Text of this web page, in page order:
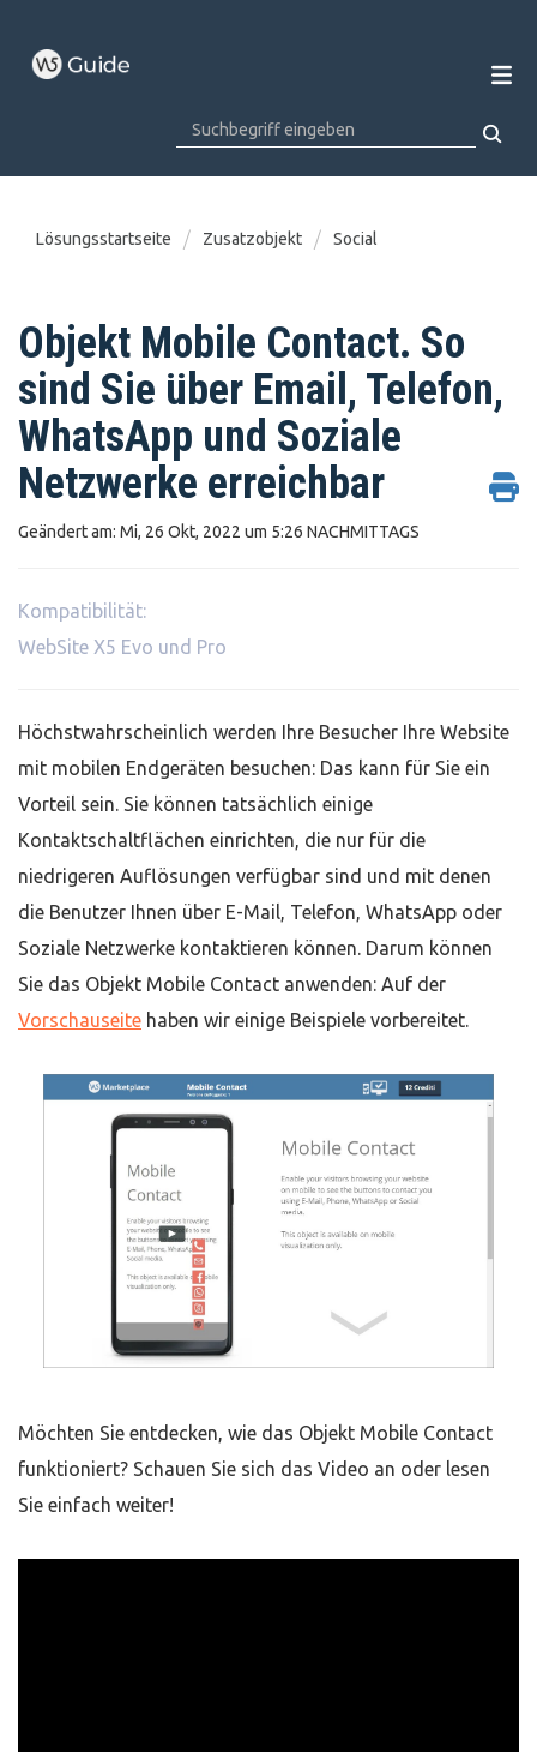
Lösungsstartseite Zusatzobjekt Social
Objekt Mobile Contact. So
sind Sie über Email, Telefon,
WhatsApp und Soziale
Netzwerke erreichbar
Geändert am: Mi, 26 Okt, 2022 um 5:26 NACHMITTAGS
Kompatibilität:
WebSite X5 Evo und Pro
Höchstwahrscheinlich werden Ihre Besucher Ihre Website
mit mobilen Endgeräten besuchen: Das kann für Sie ein
Vorteil sein. Sie können tatsächlich einige
Kontaktschaltflächen einrichten, die nur für die
niedrigeren Auflösungen verfügbar sind und mit denen
die Benutzer Ihnen über E-Mail, Telefon, WhatsApp oder
Soziale Netzwerke kontaktieren können. Darum können
Sie das Objekt Mobile Contact anwenden: Auf der
Vorschauseite haben wir einige Beispiele vorbereitet.
Möchten Sie entdecken, wie das Objekt Mobile Contact
funktioniert? Schauen Sie sich das Video an oder lesen
Sie einfach weiter!